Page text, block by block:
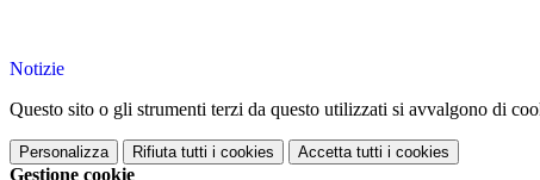
Notizie
Questo sito o gli strumenti terzi da questo utilizzati si avvalgono di
Personalizza Rifiuta tutti i cookies Accetta tutti i cookies
Gestione cookie